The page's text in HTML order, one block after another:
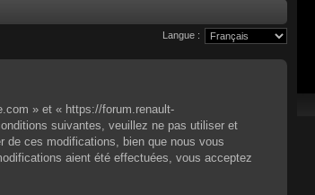
Langue :
» et « https://forum.renault-
suivantes, veuillez ne pas utiliser et
de ces modifications, bien que nous vous
aient été effectuées, vous acceptez